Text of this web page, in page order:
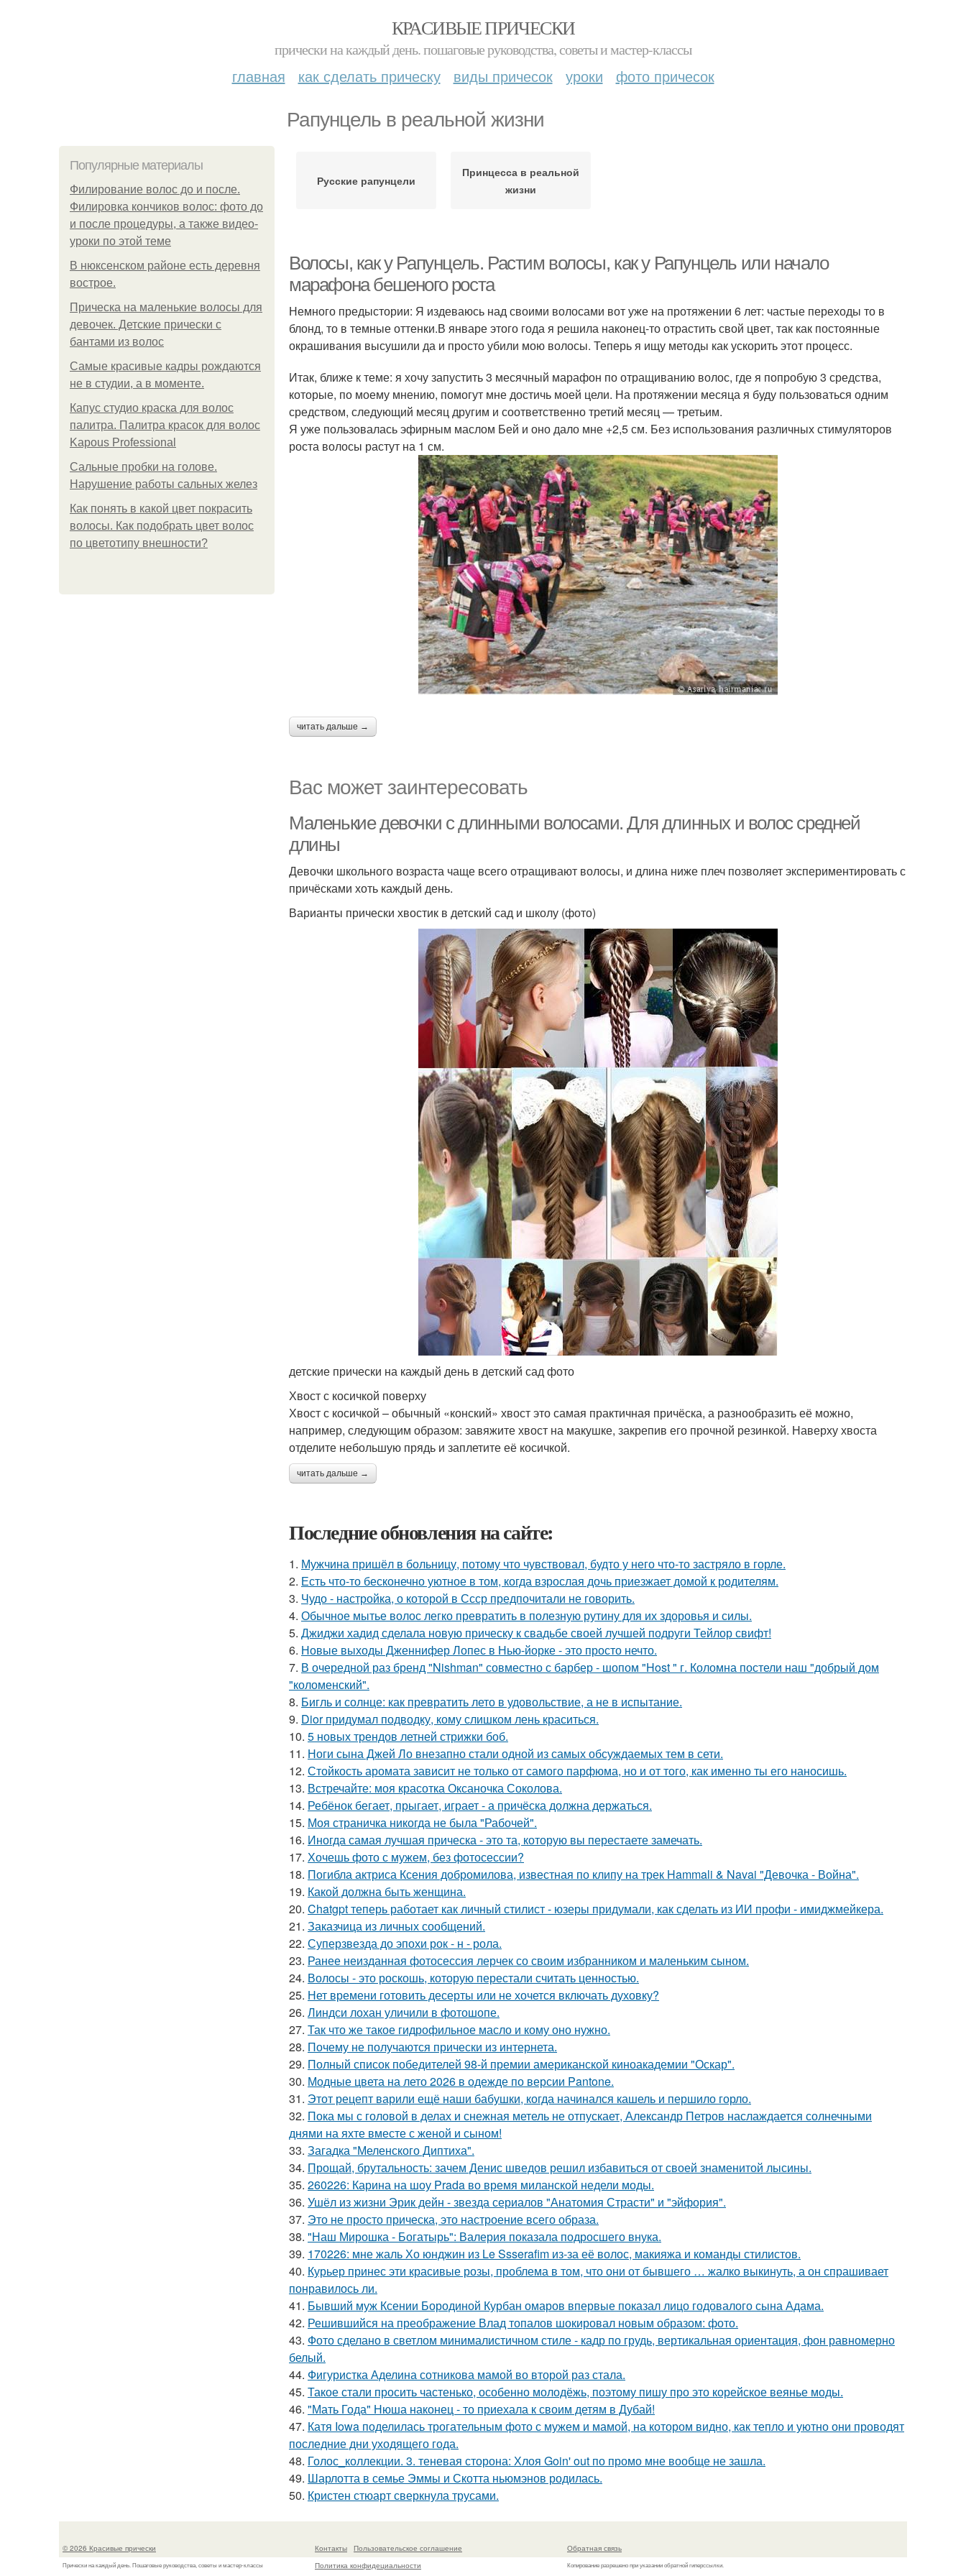
КРАСИВЫЕ ПРИЧЕСКИ
прически на каждый день. пошаговые руководства, советы и мастер-классы
главная как сделать прическу виды причесок уроки фото причесок
Рапунцель в реальной жизни
Популярные материалы
Филирование волос до и после.
Филировка кончиков волос: фото до
и после процедуры, а также видео-
уроки по этой теме
В нюксенском районе есть деревня
вострое.
Прическа на маленькие волосы для
девочек. Детские прически с
бантами из волос
Самые красивые кадры рождаются
не в студии, а в моменте.
Капус студио краска для волос
палитра. Палитра красок для волос
Kapous Professional
Сальные пробки на голове.
Нарушение работы сальных желез
Как понять в какой цвет покрасить
волосы. Как подобрать цвет волос
по цветотипу внешности?
Русские рапунцели
Принцесса в реальной
жизни
Волосы, как у Рапунцель. Растим волосы, как у Рапунцель или начало
марафона бешеного роста
Немного предыстории: Я издеваюсь над своими волосами вот уже на протяжении 6 лет: частые переходы то в
блонд, то в темные оттенки.В январе этого года я решила наконец-то отрастить свой цвет, так как постоянные
окрашивания высушили да и просто убили мою волосы. Теперь я ищу методы как ускорить этот процесс.
Итак, ближе к теме: я хочу запустить 3 месячный марафон по отращиванию волос, где я попробую 3 средства,
которые, по моему мнению, помогут мне достичь моей цели. На протяжении месяца я буду пользоваться одним
средством, следующий месяц другим и соответственно третий месяц — третьим.
Я уже пользовалась эфирным маслом Бей и оно дало мне +2,5 см. Без использования различных стимуляторов
роста волосы растут на 1 см.
читать дальше →
Вас может заинтересовать
Маленькие девочки с длинными волосами. Для длинных и волос средней
длины
Девочки школьного возраста чаще всего отращивают волосы, и длина ниже плеч позволяет экспериментировать с
причёсками хоть каждый день.
Варианты прически хвостик в детский сад и школу (фото)
детские прически на каждый день в детский сад фото
Хвост с косичкой поверху
Хвост с косичкой – обычный «конский» хвост это самая практичная причёска, а разнообразить её можно,
например, следующим образом: завяжите хвост на макушке, закрепив его прочной резинкой. Наверху хвоста
отделите небольшую прядь и заплетите её косичкой.
читать дальше →
Последние обновления на сайте:
1. Мужчина пришёл в больницу, потому что чувствовал, будто у него что-то застряло в горле.
2. Есть что-то бесконечно уютное в том, когда взрослая дочь приезжает домой к родителям.
3. Чудо - настройка, о которой в Ссср предпочитали не говорить.
4. Обычное мытье волос легко превратить в полезную рутину для их здоровья и силы.
5. Джиджи хадид сделала новую прическу к свадьбе своей лучшей подруги Тейлор свифт!
6. Новые выходы Дженнифер Лопес в Нью-йорке - это просто нечто.
7. В очередной раз бренд "Nishman" совместно с барбер - шопом "Host " г. Коломна постели наш "добрый дом
"коломенский".
8. Бигль и солнце: как превратить лето в удовольствие, а не в испытание.
9. Dior придумал подводку, кому слишком лень краситься.
10. 5 новых трендов летней стрижки боб.
11. Ноги сына Джей Ло внезапно стали одной из самых обсуждаемых тем в сети.
12. Стойкость аромата зависит не только от самого парфюма, но и от того, как именно ты его наносишь.
13. Встречайте: моя красотка Оксаночка Соколова.
14. Ребёнок бегает, прыгает, играет - а причёска должна держаться.
15. Моя страничка никогда не была "Рабочей".
16. Иногда самая лучшая прическа - это та, которую вы перестаете замечать.
17. Хочешь фото с мужем, без фотосессии?
18. Погибла актриса Ксения добромилова, известная по клипу на трек Hammali & Navai "Девочка - Война".
19. Какой должна быть женщина.
20. Chatgpt теперь работает как личный стилист - юзеры придумали, как сделать из ИИ профи - имиджмейкера.
21. Заказчица из личных сообщений.
22. Суперзвезда до эпохи рок - н - рола.
23. Ранее неизданная фотосессия лерчек со своим избранником и маленьким сыном.
24. Волосы - это роскошь, которую перестали считать ценностью.
25. Нет времени готовить десерты или не хочется включать духовку?
26. Линдси лохан уличили в фотошопе.
27. Так что же такое гидрофильное масло и кому оно нужно.
28. Почему не получаются прически из интернета.
29. Полный список победителей 98-й премии американской киноакадемии "Оскар".
30. Модные цвета на лето 2026 в одежде по версии Pantone.
31. Этот рецепт варили ещё наши бабушки, когда начинался кашель и першило горло.
32. Пока мы с головой в делах и снежная метель не отпускает, Александр Петров наслаждается солнечными
днями на яхте вместе с женой и сыном!
33. Загадка "Меленского Диптиха".
34. Прощай, брутальность: зачем Денис шведов решил избавиться от своей знаменитой лысины.
35. 260226: Карина на шоу Prada во время миланской недели моды.
36. Ушёл из жизни Эрик дейн - звезда сериалов "Анатомия Страсти" и "эйфория".
37. Это не просто прическа, это настроение всего образа.
38. "Наш Мирошка - Богатырь": Валерия показала подросшего внука.
39. 170226: мне жаль Хо юнджин из Le Ssserafim из-за её волос, макияжа и команды стилистов.
40. Курьер принес эти красивые розы, проблема в том, что они от бывшего … жалко выкинуть, а он спрашивает
понравилось ли.
41. Бывший муж Ксении Бородиной Курбан омаров впервые показал лицо годовалого сына Адама.
42. Решившийся на преображение Влад топалов шокировал новым образом: фото.
43. Фото сделано в светлом минималистичном стиле - кадр по грудь, вертикальная ориентация, фон равномерно
белый.
44. Фигуристка Аделина сотникова мамой во второй раз стала.
45. Такое стали просить частенько, особенно молодёжь, поэтому пишу про это корейское веянье моды.
46. "Мать Года" Нюша наконец - то приехала к своим детям в Дубай!
47. Катя Iowa поделилась трогательным фото с мужем и мамой, на котором видно, как тепло и уютно они проводят
последние дни уходящего года.
48. Голос_коллекции. 3. теневая сторона: Хлоя Goin' out по промо мне вообще не зашла.
49. Шарлотта в семье Эммы и Скотта ньюмэнов родилась.
50. Кристен стюарт сверкнула трусами.
© 2026 Красивые прически
Прически на каждый день. Пошаговые руководства, советы и мастер-классы
Контакты
Пользовательское соглашение
Политика конфидециальности
Обратная связь
Копирование разрешено при указании обратной гиперссылки.